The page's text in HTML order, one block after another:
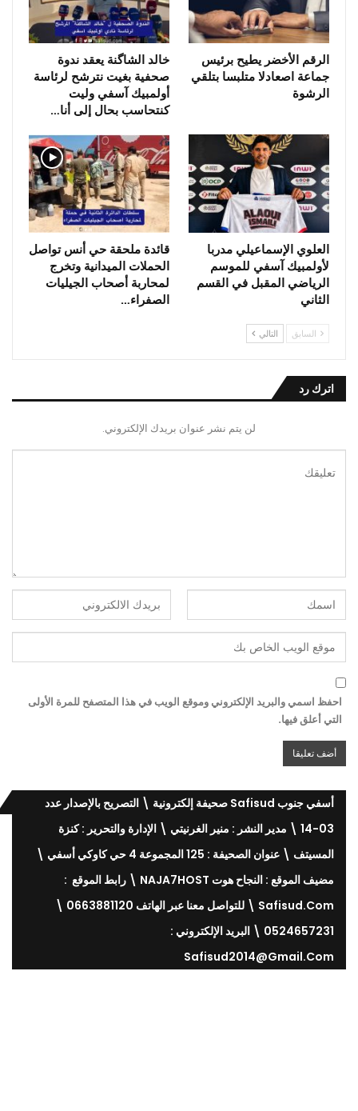
الرقم الأخضر يطيح برئيس
جماعة اصعادلا متلبسا بتلقي
الرشوة
خالد الشاگنة يعقد ندوة
صحفية بغيت نترشح لرئاسة
أولمبيك آسفي وليت
كنتحاسب بحال إلى أنا…
العلوي الإسماعيلي مدربا
لأولمبيك آسفي للموسم
الرياضي المقبل في القسم
الثاني
قائدة ملحقة حي أنس تواصل
الحملات الميدانية وتخرج
لمحاربة أصحاب الجيليات
الصفراء…
السابق التالي
اترك رد
لن يتم نشر عنوان بريدك الإلكتروني.
احفظ اسمي والبريد الإلكتروني وموقع الويب في هذا المتصفح للمرة الأولى
التي أعلق فيها.
أسفي جنوب Safisud صحيفة إلكترونية \ التصريح بالإصدار عدد
03-14 \ مدير النشر : منير الغرنيتي \ الإدارة والتحرير : كنزة
المسيتف \ عنوان الصحيفة : 125 المجموعة 4 حي كاوكي أسفي \
مضيف الموقع : النجاح هوت NAJA7HOST \ رابط الموقع :
Safisud.com \ للتواصل معنا عبر الهاتف 0663881120 \
0524657231 \ البريد الإلكتروني :
Safisud2014@gmail.com